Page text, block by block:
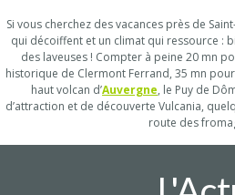
Si vous cherchez des vacances près de
qui décoiffent et un climat qui ressource :
des laveuses ! Compter à peine 20 mn
historique de Clermont Ferrand, 35 mn
haut volcan d’Auvergne, le Puy de
d’attraction et de découverte Vulcania,
route des